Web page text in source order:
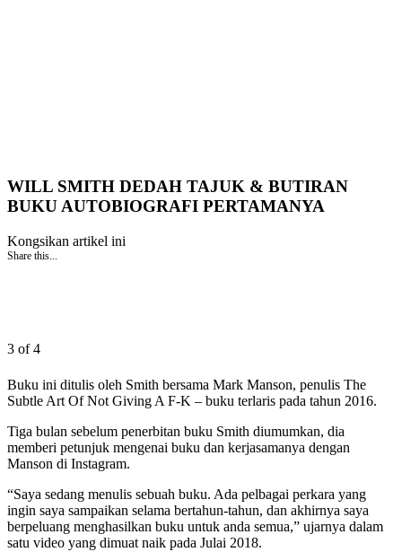
WILL SMITH DEDAH TAJUK & BUTIRAN
BUKU AUTOBIOGRAFI PERTAMANYA
Kongsikan artikel ini
Share this...
3 of 4
Buku ini ditulis oleh Smith bersama Mark Manson, penulis The
Subtle Art Of Not Giving A F-K – buku terlaris pada tahun 2016.
Tiga bulan sebelum penerbitan buku Smith diumumkan, dia
memberi petunjuk mengenai buku dan kerjasamanya dengan
Manson di Instagram.
“Saya sedang menulis sebuah buku. Ada pelbagai perkara yang
ingin saya sampaikan selama bertahun-tahun, dan akhirnya saya
berpeluang menghasilkan buku untuk anda semua,” ujarnya dalam
satu video yang dimuat naik pada Julai 2018.